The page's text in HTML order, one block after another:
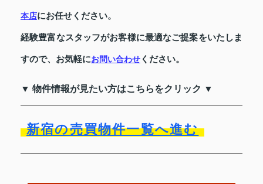
本店にお任せください。
経験豊富なスタッフがお客様に最適なご提案をいたしま
すので、お気軽にお問い合わせ ください。
▼ 物件情報が見たい方はこちらをクリック ▼
新宿の売買物件一覧へ進む